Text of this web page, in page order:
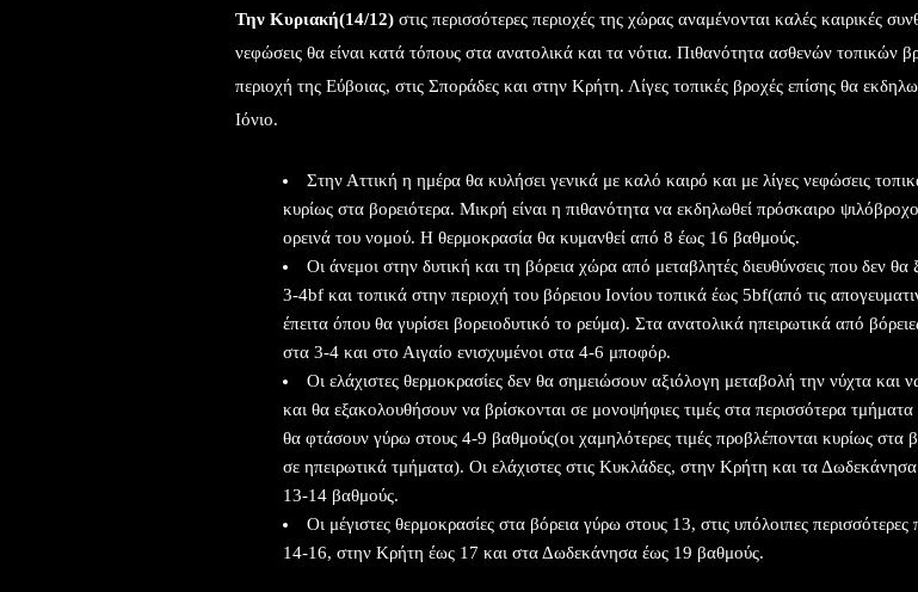
Την Κυριακή(14/12) στις περισσότερες περιοχές της χώρας αναμένονται καλές καιρικές
νεφώσεις θα είναι κατά τόπους στα ανατολικά και τα νότια. Πιθανότητα ασθενών τοπικών
περιοχή της Εύβοιας, στις Σποράδες και στην Κρήτη. Λίγες τοπικές βροχές επίσης θα
Ιόνιο.
Στην Αττική η ημέρα θα κυλήσει γενικά με καλό καιρό και με λίγες νεφώσεις
κυρίως στα βορειότερα. Μικρή είναι η πιθανότητα να εκδηλωθεί πρόσκαιρο
ορεινά του νομού. Η θερμοκρασία θα κυμανθεί από 8 έως 16 βαθμούς.
Οι άνεμοι στην δυτική και τη βόρεια χώρα από μεταβλητές διευθύνσεις που δεν θα
3-4bf και τοπικά στην περιοχή του βόρειου Ιονίου τοπικά έως 5bf(από τις
έπειτα όπου θα γυρίσει βορειοδυτικό το ρεύμα). Στα ανατολικά ηπειρωτικά από
στα 3-4 και στο Αιγαίο ενισχυμένοι στα 4-6 μποφόρ.
Οι ελάχιστες θερμοκρασίες δεν θα σημειώσουν αξιόλογη μεταβολή την νύχτα και
και θα εξακολουθήσουν να βρίσκονται σε μονοψήφιες τιμές στα περισσότερα
θα φτάσουν γύρω στους 4-9 βαθμούς(οι χαμηλότερες τιμές προβλέπονται κυρίως στα
σε ηπειρωτικά τμήματα). Οι ελάχιστες στις Κυκλάδες, στην Κρήτη και τα
13-14 βαθμούς.
Οι μέγιστες θερμοκρασίες στα βόρεια γύρω στους 13, στις υπόλοιπες περισσότερες
14-16, στην Κρήτη έως 17 και στα Δωδεκάνησα έως 19 βαθμούς.